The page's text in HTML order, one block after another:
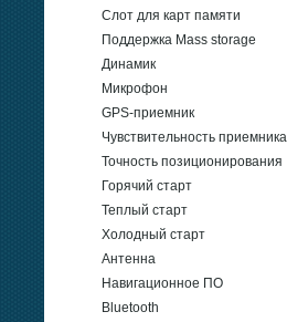
Слот для карт памяти
Поддержка Mass storage
Динамик
Микрофон
GPS-приемник
Чувствительность приемника
Точность позиционирования
Горячий старт
Теплый старт
Холодный старт
Антенна
Навигационное ПО
Bluetooth